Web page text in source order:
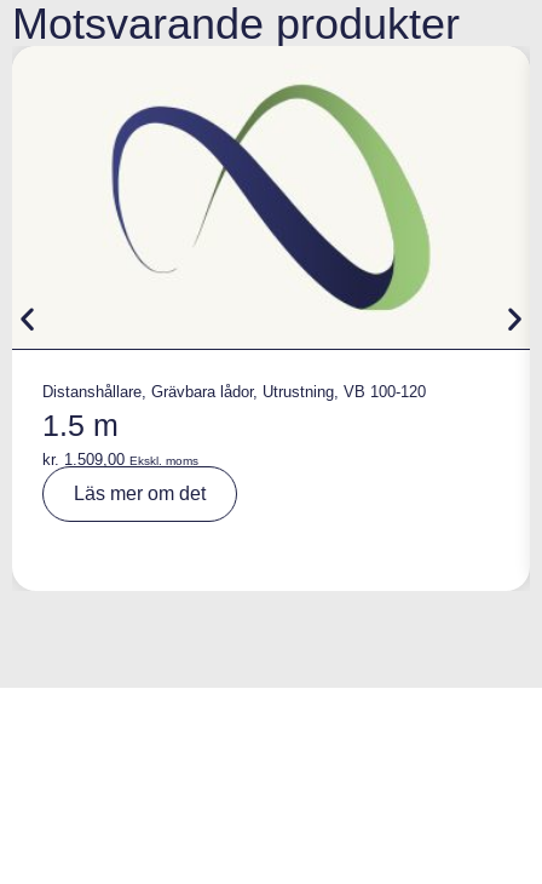
Motsvarande produkter
Distanshållare, Grävbara lådor, Utrustning, VB 100-120
1.5 m
kr. 1.509,00 Ekskl. moms
Läs mer om det